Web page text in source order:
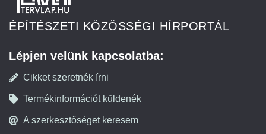
ÉPÍTÉSZETI KÖZÖSSÉGI HÍRPORTÁL
Lépjen velünk kapcsolatba:
Cikket szeretnék írni
Termékinformációt küldenék
A szerkesztőséget keresem